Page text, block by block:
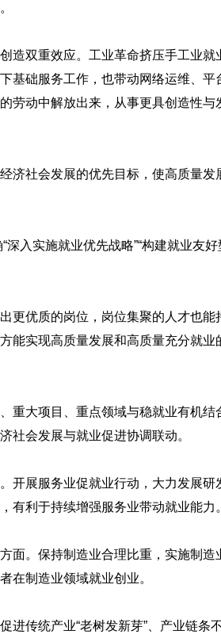
造双重效应。工业革命挤压手工业就
基础服务工作，也带动网络运维、平
劳动中解放出来，从事更具创造性与
济社会发展的优先目标，使高质量发
深入实施就业优先战略”“构建就业友
更优质的岗位，岗位集聚的人才也能
能实现高质量发展和高质量充分就业
重大项目、重点领域与稳就业有机结
社会发展与就业促进协调联动。
开展服务业促就业行动，大力发展研
有利于持续增强服务业带动就业能力。
面。保持制造业合理比重，实施制造
在制造业领域就业创业。
进传统产业“老树发新芽”、产业链条